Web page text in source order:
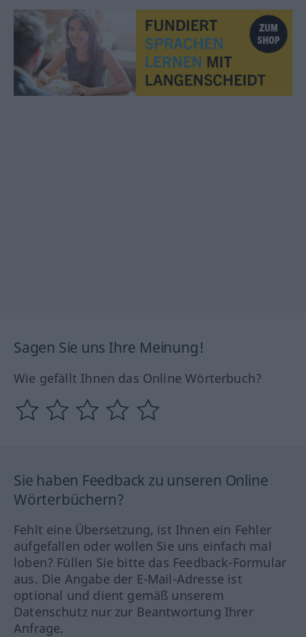
Sagen Sie uns Ihre Meinung!
Wie gefällt Ihnen das Online Wörterbuch?
Sie haben Feedback zu unseren Online
Wörterbüchern?
Fehlt eine Übersetzung, ist Ihnen ein Fehler
aufgefallen oder wollen Sie uns einfach mal
loben? Füllen Sie bitte das Feedback-Formular
aus. Die Angabe der E-Mail-Adresse ist
optional und dient gemäß unserem
Datenschutz nur zur Beantwortung Ihrer
Anfrage.